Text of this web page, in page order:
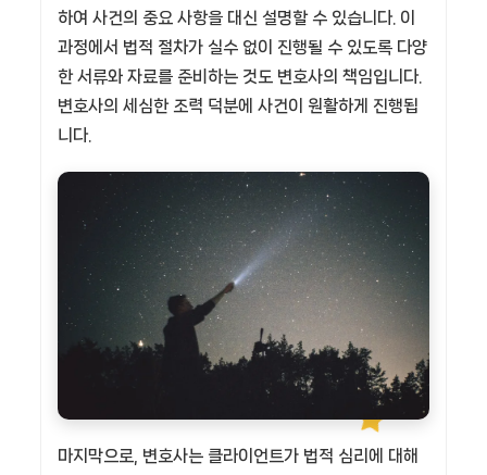
하여 사건의 중요 사항을 대신 설명할 수 있습니다. 이
과정에서 법적 절차가 실수 없이 진행될 수 있도록 다양
한 서류와 자료를 준비하는 것도 변호사의 책임입니다.
변호사의 세심한 조력 덕분에 사건이 원활하게 진행됩
니다.
마지막으로, 변호사는 클라이언트가 법적 심리에 대해